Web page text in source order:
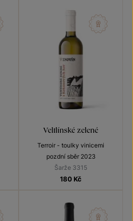
Veltlínské zelené
Terroir - toulky vinicemi
pozdní sběr 2023
Šarže 3315
180 Kč